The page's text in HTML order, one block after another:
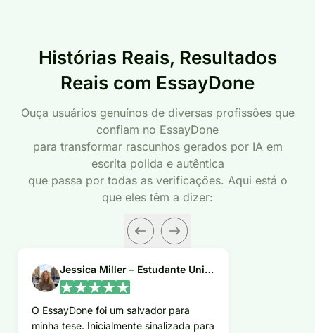
Histórias Reais, Resultados
Reais com EssayDone
Ouça usuários genuínos de diversas profissões que
confiam no EssayDone
para transformar rascunhos gerados por IA em
escrita polida e autêntica
que passa por todas as verificações. Aqui está o
que eles têm a dizer:
Jessica Miller – Estudante Universitária
O EssayDone foi um salvador para
minha tese. Inicialmente sinalizada para